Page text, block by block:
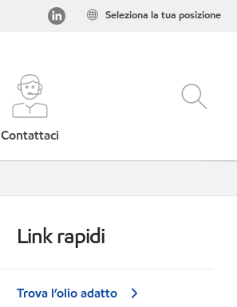
Seleziona la tua posizione
Contattaci
Link rapidi
Trova l’olio adatto